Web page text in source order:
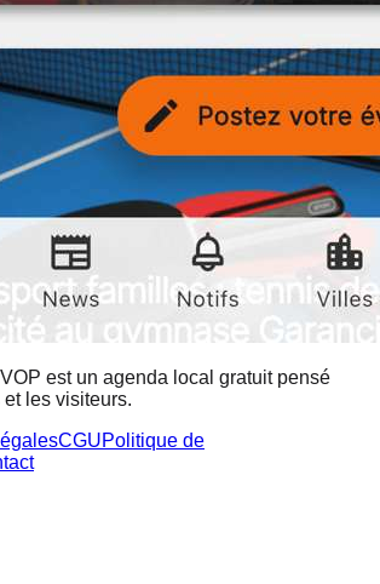
est un agenda local gratuit pensé
les visiteurs.
CGUPolitique de